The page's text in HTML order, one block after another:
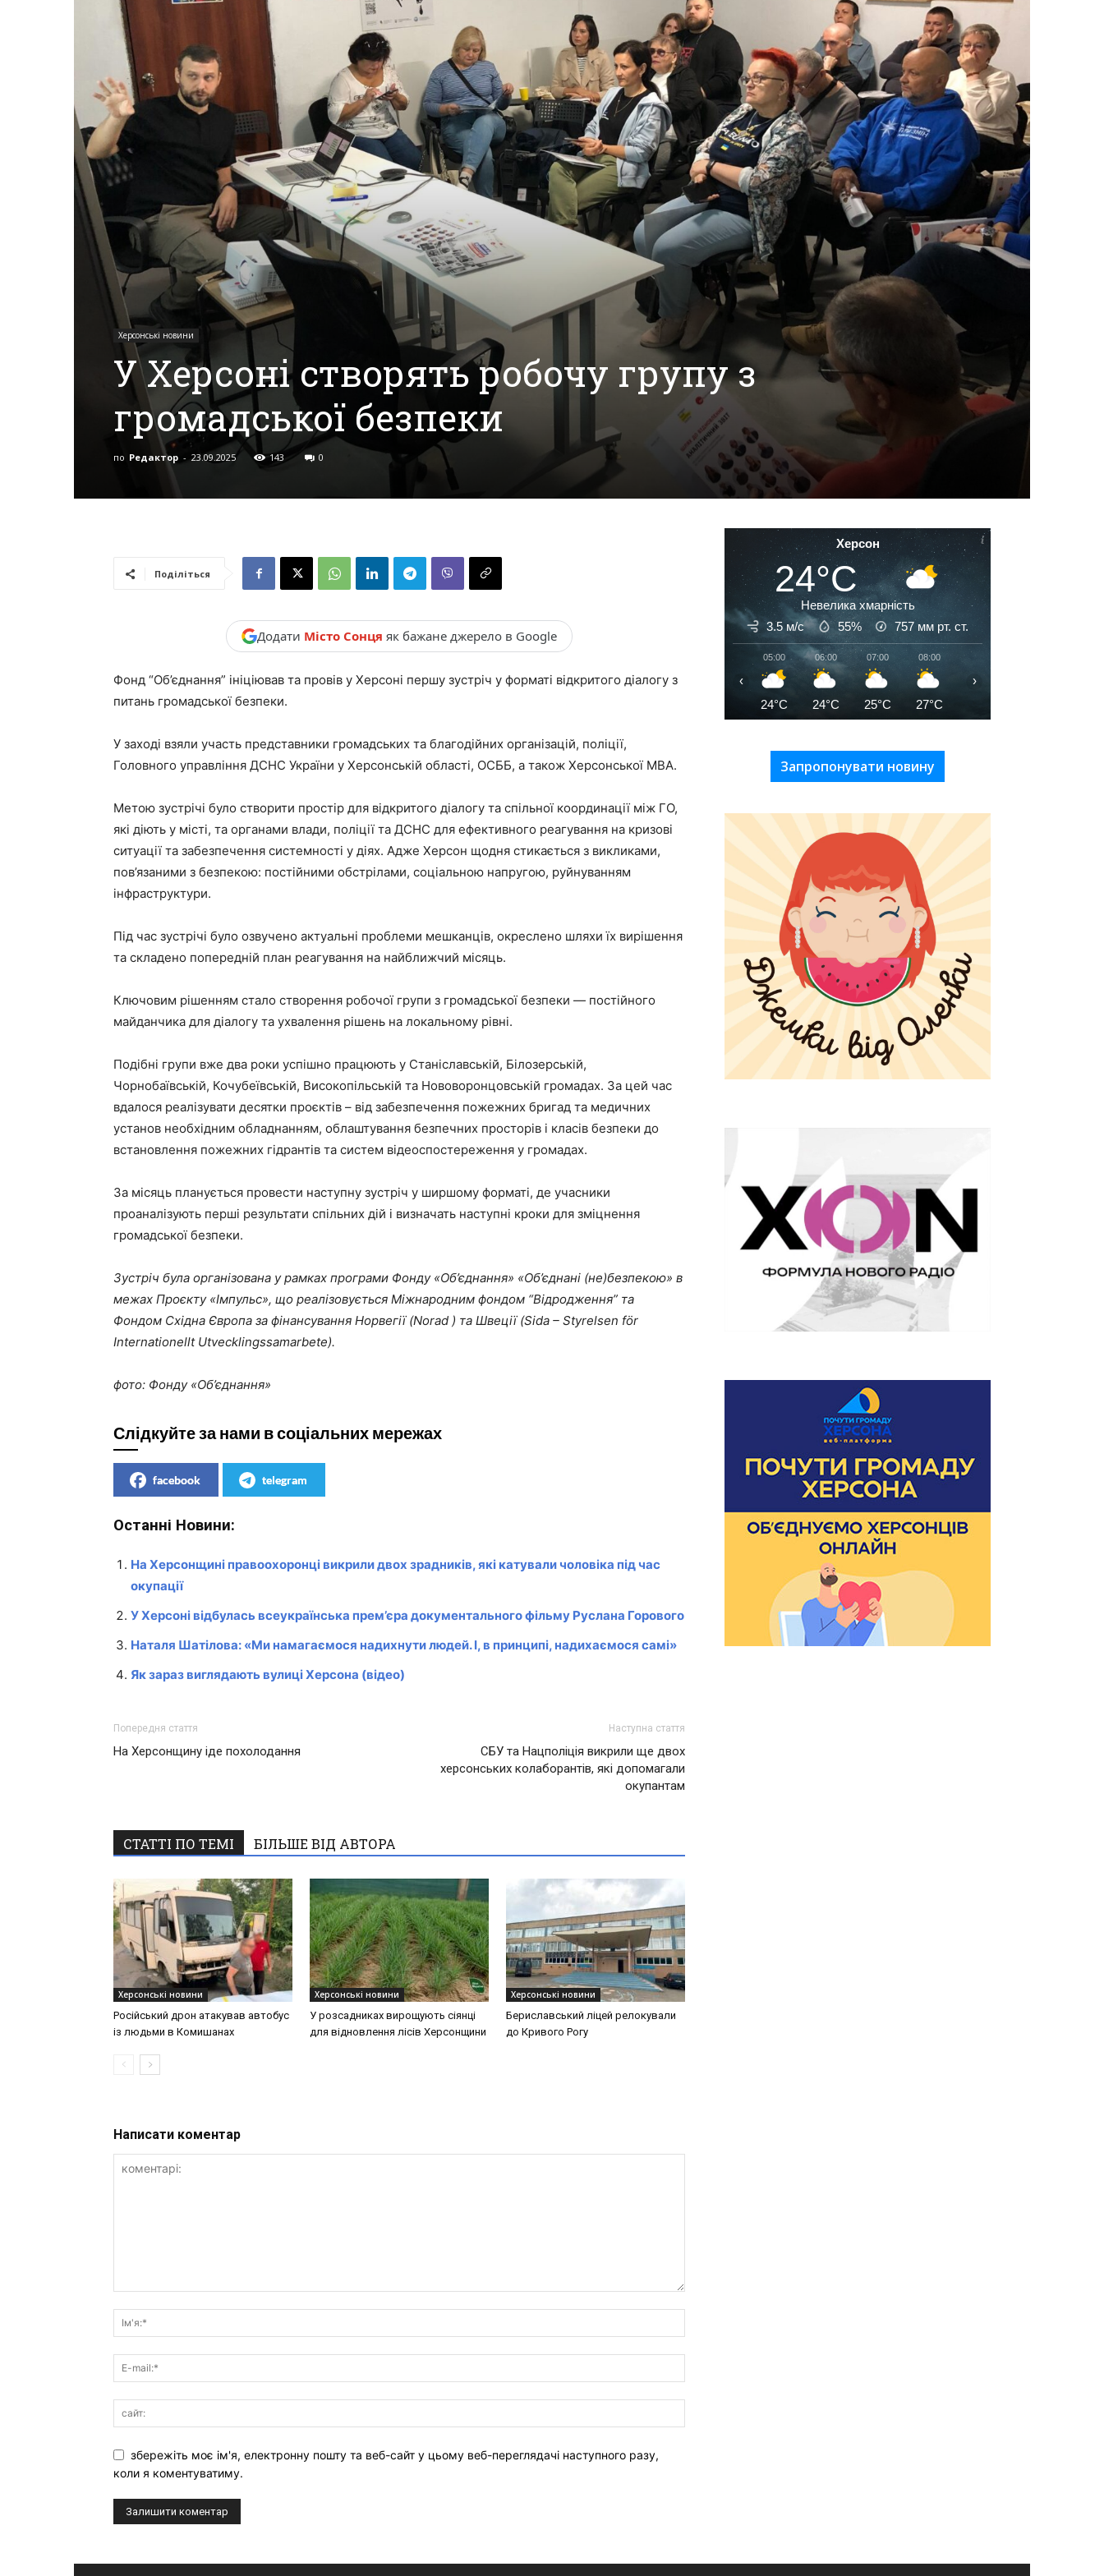
Херсонщини,
Події
Херсон,
Херсонські
новини,
Україна.
Херсонські новини
У Херсоні створять робочу групу з
громадської безпеки
по Редактор - 23.09.2025 143 0
Поділіться
Додати Місто Сонця як бажане джерело в Google
Фонд “Об’єднання” ініціював та провів у Херсоні першу зустріч у форматі відкритого діалогу з
питань громадської безпеки.
У заході взяли участь представники громадських та благодійних організацій, поліції,
Головного управління ДСНС України у Херсонській області, ОСББ, а також Херсонської МВА.
Метою зустрічі було створити простір для відкритого діалогу та спільної координації між ГО,
які діють у місті, та органами влади, поліції та ДСНС для ефективного реагування на кризові
ситуації та забезпечення системності у діях. Адже Херсон щодня стикається з викликами,
пов’язаними з безпекою: постійними обстрілами, соціальною напругою, руйнуванням
інфраструктури.
Під час зустрічі було озвучено актуальні проблеми мешканців, окреслено шляхи їх вирішення
та складено попередній план реагування на найближчий місяць.
Ключовим рішенням стало створення робочої групи з громадської безпеки — постійного
майданчика для діалогу та ухвалення рішень на локальному рівні.
Подібні групи вже два роки успішно працюють у Станіславській, Білозерській,
Чорнобаївській, Кочубеївській, Високопільській та Нововоронцовській громадах. За цей час
вдалося реалізувати десятки проєктів – від забезпечення пожежних бригад та медичних
установ необхідним обладнанням, облаштування безпечних просторів і класів безпеки до
встановлення пожежних гідрантів та систем відеоспостереження у громадах.
За місяць планується провести наступну зустріч у ширшому форматі, де учасники
проаналізують перші результати спільних дій і визначать наступні кроки для зміцнення
громадської безпеки.
Зустріч була організована у рамках програми Фонду «Об’єднання» «Об’єднані (не)безпекою» в
межах Проєкту «Імпульс», що реалізовується Міжнародним фондом “Відродження” та
Фондом Східна Європа за фінансування Норвегії (Norad ) та Швеції (Sida – Styrelsen för
Internationellt Utvecklingssamarbete).
фото: Фонду «Об’єднання»
Слідкуйте за нами в соціальних мережах
facebook telegram
Останні Новини:
На Херсонщині правоохоронці викрили двох зрадників, які катували чоловіка під час
окупації
У Херсоні відбулась всеукраїнська прем’єра документального фільму Руслана Горового
Наталя Шатілова: «Ми намагаємося надихнути людей. І, в принципі, надихаємося самі»
Як зараз виглядають вулиці Херсона (відео)
Попередня стаття
На Херсонщину іде похолодання
Наступна стаття
СБУ та Нацполіція викрили ще двох
херсонських колаборантів, які допомагали
окупантам
СТАТТІ ПО ТЕМІ БІЛЬШЕ ВІД АВТОРА
Херсонські новини
Російський дрон атакував автобус
із людьми в Комишанах
Херсонські новини
У розсадниках вирощують сіянці
для відновлення лісів Херсонщини
Херсонські новини
Бериславський ліцей релокували
до Кривого Рогу
Написати коментар
збережіть моє ім'я, електронну пошту та веб-сайт у цьому веб-переглядачі наступного разу,
коли я коментуватиму.
Херсон
24°C
Невелика хмарність
3.5 м/с
55% 757 мм рт. ст.
05:00
24°C
06:00
24°C
07:00
25°C
08:00
27°C
‹ ›
Запропонувати новину